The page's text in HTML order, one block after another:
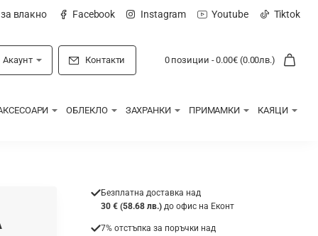
влакно Facebook Instagram Youtube Tiktok
Акаунт Контакти 0 позиции - 0.00€ (0.00лв.)
ОБЛЕКЛО ЗАХРАНКИ ПРИМАМКИ КАЯЦИ
Безплатна доставка над
30 € (58.68 лв.) до офис на Еконт
7% отстъпка за поръчки над